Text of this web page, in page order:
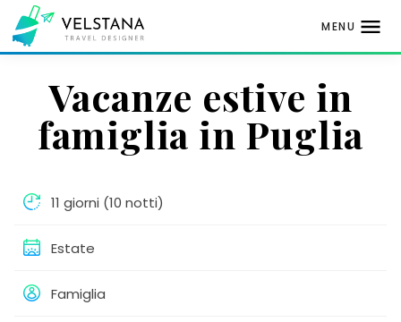
contenuto
MENU
Vacanze estive in
famiglia in Puglia
11 giorni (10 notti)
Estate
Famiglia